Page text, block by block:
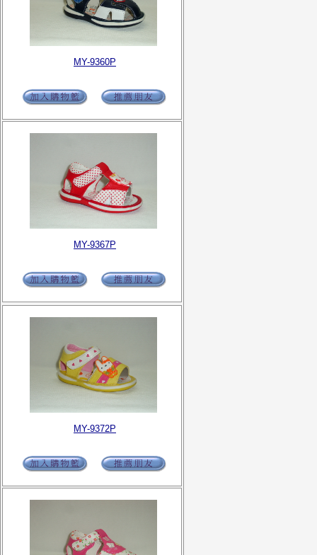
MY-9360P
MY-9367P
MY-9372P